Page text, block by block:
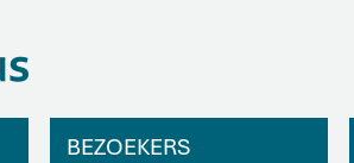
BEZOEKERS